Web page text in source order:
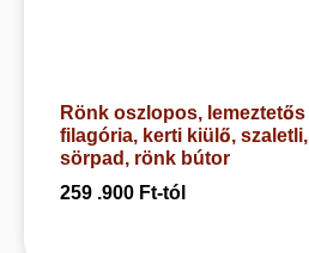
Rönk oszlopos, lemeztetős
filagória, kerti kiülő, szaletli,
sörpad, rönk bútor
259 .900 Ft-tól